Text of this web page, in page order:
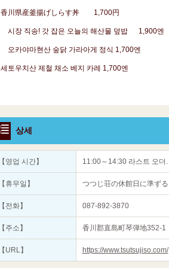
香川県産釜揚げしらす丼 1,700円
시장 직송! 갓 잡은 오늘의 해산물 덮밥 1,900엔
오카야마현산 숲닭 가라아게 정식 1,700엔
세토우치산 제철 채소 베지 카레 1,700엔
상세
【영업 시간】 11:00～14:30 라스트 오더.
【휴무일】 つつじ荘の休館日に準ずる
【전화】 087-892-3870
【주소】 香川郡直島町琴弾地352-1
【URL】 https://www.tsutsujiso.com/